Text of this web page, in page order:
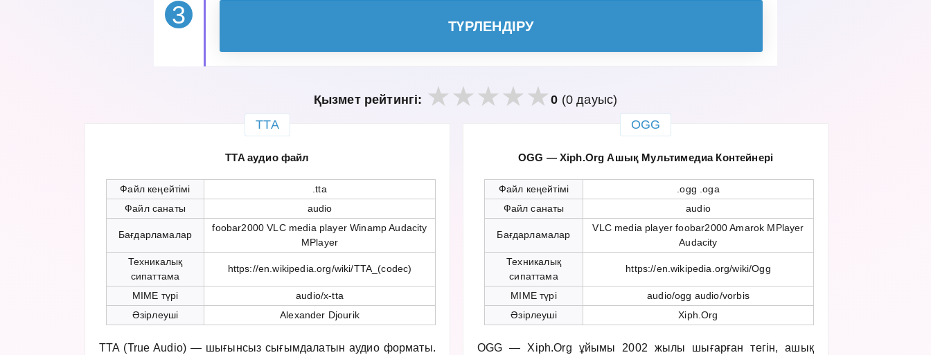
3 ТҮРЛЕНДІРУ
Қызмет рейтингі: 0 (0 дауыс)
TTA
TTA аудио файл
Файл кеңейтімі
.tta
Файл санаты
audio
Бағдарламалар
foobar2000 VLC media player Winamp Audacity
MPlayer
Техникалық
сипаттама
https://en.wikipedia.org/wiki/TTA_(codec)
MIME түрі
audio/x-tta
Әзірлеуші
Alexander Djourik
TTA (True Audio) — шығынсыз сығымдалатын аудио форматы.
OGG
OGG — Xiph.Org Ашық Мультимедиа Контейнері
Файл кеңейтімі
.ogg .oga
Файл санаты
audio
Бағдарламалар
VLC media player foobar2000 Amarok MPlayer
Audacity
Техникалық
сипаттама
https://en.wikipedia.org/wiki/Ogg
MIME түрі
audio/ogg audio/vorbis
Әзірлеуші
Xiph.Org
OGG — Xiph.Org ұйымы 2002 жылы шығарған тегін, ашық